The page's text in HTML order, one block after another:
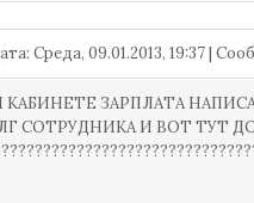
Среда, 09.01.2013, 19:37 |
ЗАРПЛАТА
СОТРУДНИКА И ВОТ ТУТ